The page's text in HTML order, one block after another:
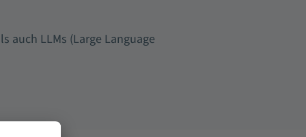
auch LLMs (Large Language